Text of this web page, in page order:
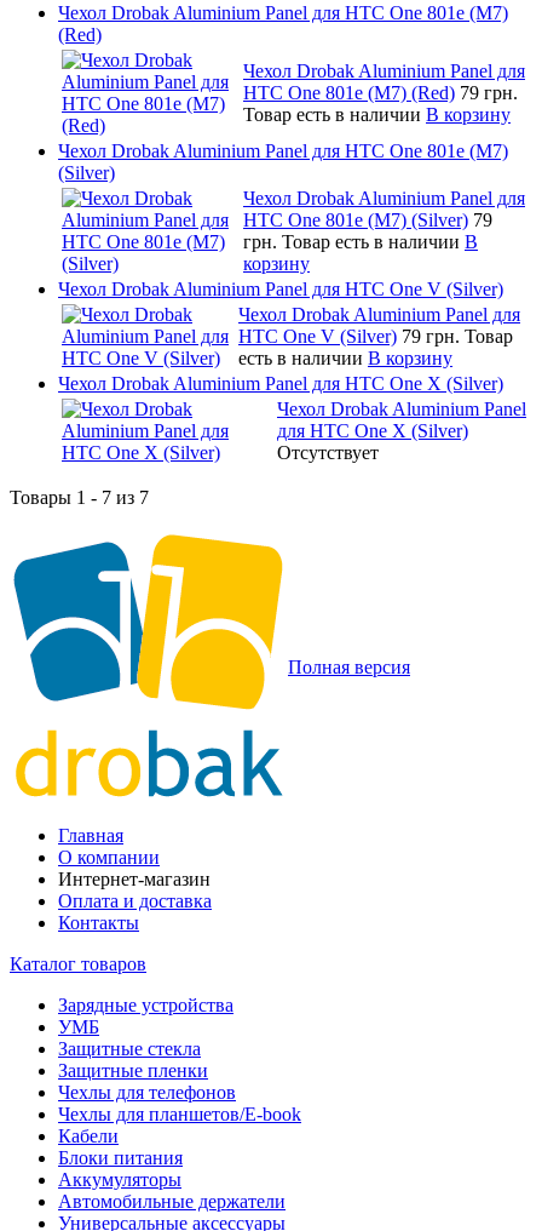
Чехол Drobak Aluminium Panel для HTC One 801e (M7)
(Red)
Чехол Drobak Aluminium Panel для
HTC One 801e (M7) (Red) 79 грн.
Товар есть в наличии В корзину
Чехол Drobak Aluminium Panel для HTC One 801e (M7)
(Silver)
Чехол Drobak Aluminium Panel для
HTC One 801e (M7) (Silver) 79
грн. Товар есть в наличии В
корзину
Чехол Drobak Aluminium Panel для HTC One V (Silver)
Чехол Drobak Aluminium Panel для
HTC One V (Silver) 79 грн. Товар
есть в наличии В корзину
Чехол Drobak Aluminium Panel для HTC One X (Silver)
Чехол Drobak Aluminium Panel
для HTC One X (Silver)
Отсутствует
Товары 1 - 7 из 7
Полная версия
Главная
О компании
Интернет-магазин
Оплата и доставка
Контакты
Каталог товаров
Зарядные устройства
УМБ
Защитные стекла
Защитные пленки
Чехлы для телефонов
Чехлы для планшетов/E-book
Кабели
Блоки питания
Аккумуляторы
Автомобильные держатели
Универсальные аксессуары